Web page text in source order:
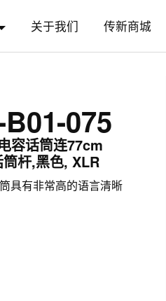
关于我们 传新商城
075
容话筒连77cm
杆,黑色, XLR
具有非常高的语言清晰